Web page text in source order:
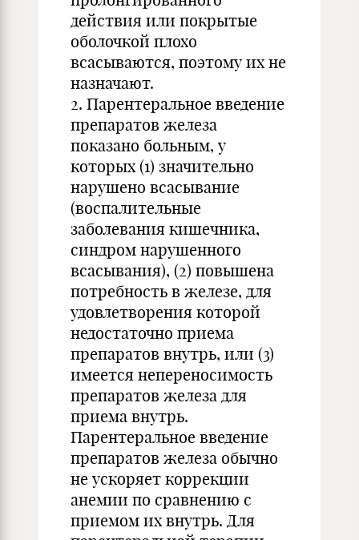
действия или покрытые
оболочкой плохо
всасываются, поэтому их не
назначают.
2. Парентеральное введение
препаратов железа
показано больным, у
которых (1) значительно
нарушено всасывание
(воспалительные
заболевания кишечника,
синдром нарушенного
всасывания), (2) повышена
потребность в железе, для
удовлетворения которой
недостаточно приема
препаратов внутрь, или (3)
имеется непереносимость
препаратов железа для
приема внутрь.
Парентеральное введение
препаратов железа обычно
не ускоряет коррекции
анемии по сравнению с
приемом их внутрь. Для